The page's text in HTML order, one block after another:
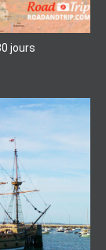
jours